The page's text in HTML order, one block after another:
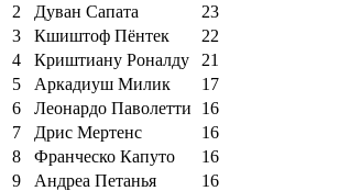
2
Дуван Сапата
23
3
Кшиштоф Пёнтек
22
4
Криштиану Роналду
21
5
Аркадиуш Милик
17
6
Леонардо Паволетти
16
7
Дрис Мертенс
16
8
Франческо Капуто
16
9
Андреа Петанья
16